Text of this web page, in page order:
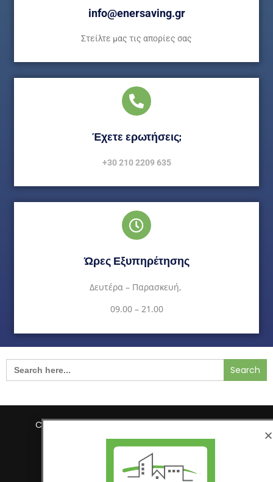
info@enersaving.gr
Στείλτε μας τις απορίες σας
Έχετε ερωτήσεις;
+30 210 2209 635
Ώρες Εξυπηρέτησης
Δευτέρα – Παρασκευή,
09.00 – 21.00
Search
for:
Copyright © 2021
E-Shop
Πολιτική Απορρήτου
Terms & Conditions
Τρόποι Πληρωμής / Ασφάλεια Συναλλαγών